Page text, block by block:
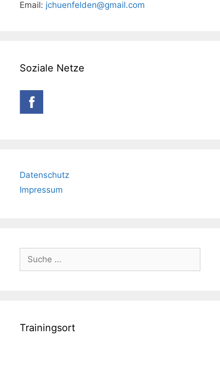
Email: jchuenfelden@gmail.com
Soziale Netze
Datenschutz
Impressum
Suche
nach:
Trainingsort